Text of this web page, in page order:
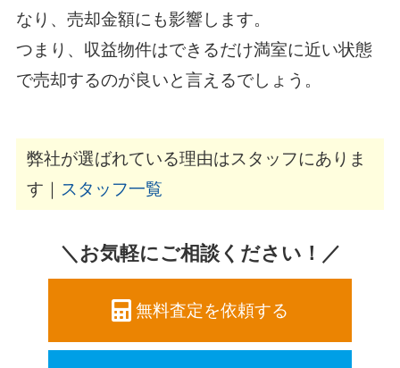
なり、売却金額にも影響します。
つまり、収益物件はできるだけ満室に近い状態
で売却するのが良いと言えるでしょう。
弊社が選ばれている理由はスタッフにありま
す｜
スタッフ一覧
＼お気軽にご相談ください！／
無料査定を依頼する